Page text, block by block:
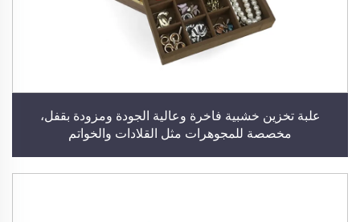
علبة تخزين خشبية فاخرة وعالية الجودة ومزودة بقفل،
مخصصة للمجوهرات مثل القلادات والخواتم